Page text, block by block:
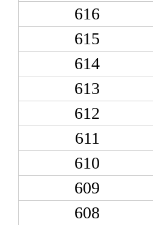
616
615
614
613
612
611
610
609
608